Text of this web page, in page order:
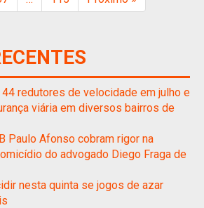
redutores de velocidade em julho e
viária em diversos bairros de
Paulo Afonso cobram rigor na
do advogado Diego Fraga de
nesta quinta se jogos de azar